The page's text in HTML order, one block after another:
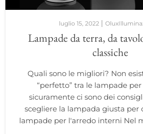
luglio 15, 2022
Lampade da terra, da
classiche
Quali sono le migliori? Non
“perfetto” tra le lampade per
sicuramente ci sono dei
scegliere la lampada giusta per
lampade per l'arredo interni Nel